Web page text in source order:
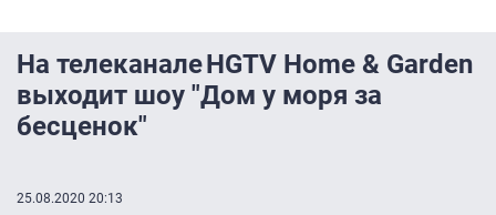
На телеканале HGTV Home & Garden
выходит шоу "Дом у моря за
бесценок"
25.08.2020 20:13